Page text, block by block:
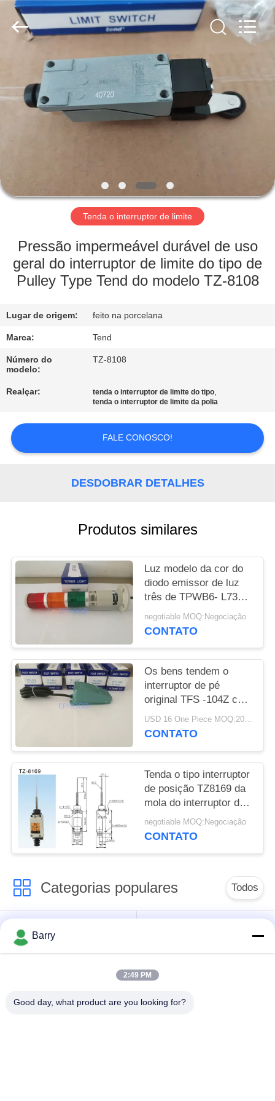
PARA
CASA
PRODUTOS
SOBRE
NÓS
FÁBRICA
DE
QUALIDADE
NOS
NOTÍCIAS
SOLICITE UM
DO
SITE
POLÍTICA
PRIVACIDADE
Suzhou
Ephood
Automation
Equipment
Tenda o interruptor de limite
Pressão impermeável durável de uso
geral do interruptor de limite do tipo de
Pulley Type Tend do modelo TZ-8108
Lugar de origem: feito na porcelana
Marca: Tend
Número do
modelo:
TZ-8108
Realçar: tenda o interruptor de limite do tipo,
tenda o interruptor de limite da polia
FALE CONOSCO!
DESDOBRAR DETALHES
Produtos similares
Luz modelo da cor do
diodo emissor de luz
três de TPWB6- L73
ROG Tend Limit Switch
com campainha
negotiable MOQ:Negociação
CONTATO
Os bens tendem o
interruptor de pé
original TFS -104Z com
alojamento da liga de
alumínio
USD 16 One Piece MOQ:20pcs
CONTATO
Tenda o tipo interruptor
de posição TZ8169 da
mola do interruptor de
limite de TZ-8169
negotiable MOQ:Negociação
CONTATO
Categorias populares Todos
Regulador de
pressão do gás
Armadilha de vapor
Barry
2:49 PM
Good day, what product are you looking for?